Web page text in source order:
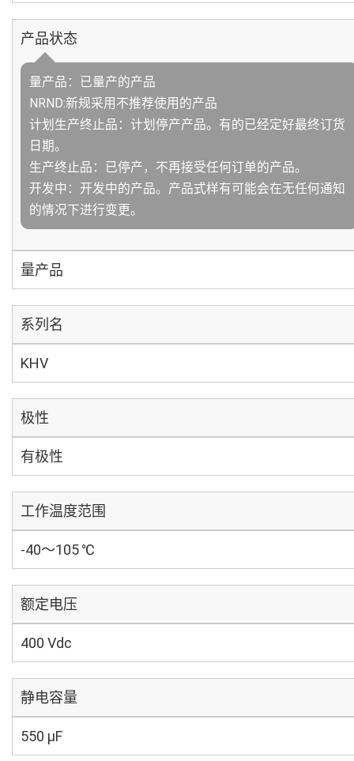
产品状态
量产品：已量产的产品
NRND:新规采用不推荐使用的产品
计划生产终止品：计划停产产品。有的已经定好最终订货
日期。
生产终止品：已停产，不再接受任何订单的产品。
开发中：开发中的产品。产品式样有可能会在无任何通知
的情况下进行变更。
量产品
系列名
KHV
极性
有极性
工作温度范围
-40～105 ℃
额定电压
400 Vdc
静电容量
550 µF